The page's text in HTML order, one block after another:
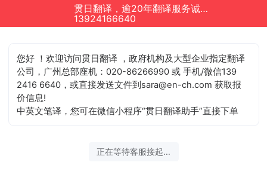
贯日翻译，逾20年翻译服务诚信单位正在为您服务
13924166640
您好 ！欢迎访问贯日翻译 ，政府机构及大型企业指定翻译
公司，广州总部座机：020-86266990 或 手机/微信139
2416 6640，或直接发送文件到sara@en-ch.com 获取报
价信息!
中英文笔译，您可在微信小程序“贯日翻译助手”直接下单
正在等待客服接起...